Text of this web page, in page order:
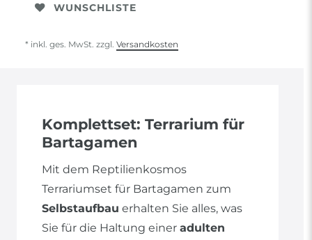
WUNSCHLISTE
* inkl. ges. MwSt. zzgl. Versandkosten
Komplettset: Terrarium für
Bartagamen
Mit dem Reptilienkosmos
Terrariumset für Bartagamen zum
Selbstaufbau erhalten Sie alles, was
Sie für die Haltung einer adulten